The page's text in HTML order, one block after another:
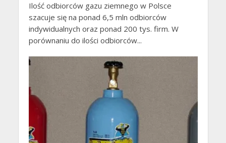
Ilość odbiorców gazu ziemnego w Polsce
szacuje się na ponad 6,5 mln odbiorców
indywidualnych oraz ponad 200 tys. firm. W
porównaniu do ilości odbiorców...